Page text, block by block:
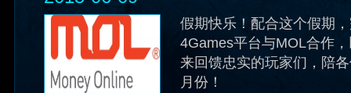
假期快乐！配合这个假期
4Games平台与MOL合作
来回馈忠实的玩家们，陪
月份！